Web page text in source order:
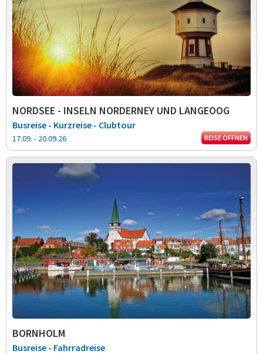
NORDSEE - INSELN NORDERNEY UND LANGEOOG
Busreise - Kurzreise - Clubtour
17.09. - 20.09.26 REISE ÖFFNEN
BORNHOLM
Busreise - Fahrradreise